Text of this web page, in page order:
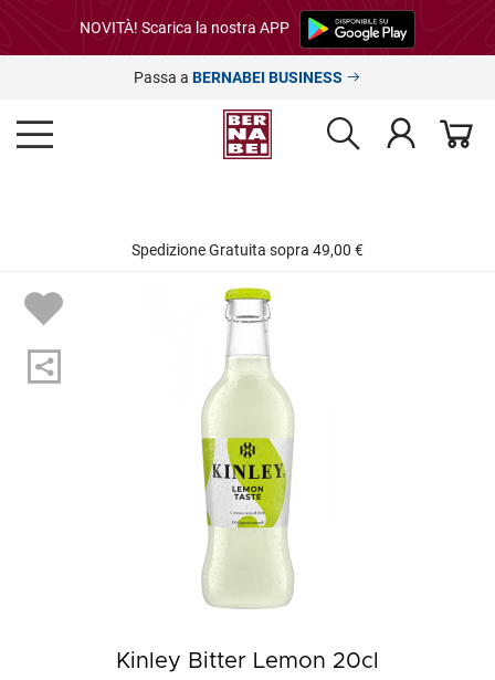
NOVITÀ! Scarica la nostra APP
Passa a BERNABEI BUSINESS
Spedizione Gratuita sopra 49,00 €
Kinley Bitter Lemon 20cl